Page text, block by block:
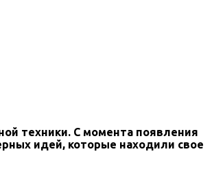
техники. С момента появления
идей, которые находили свое